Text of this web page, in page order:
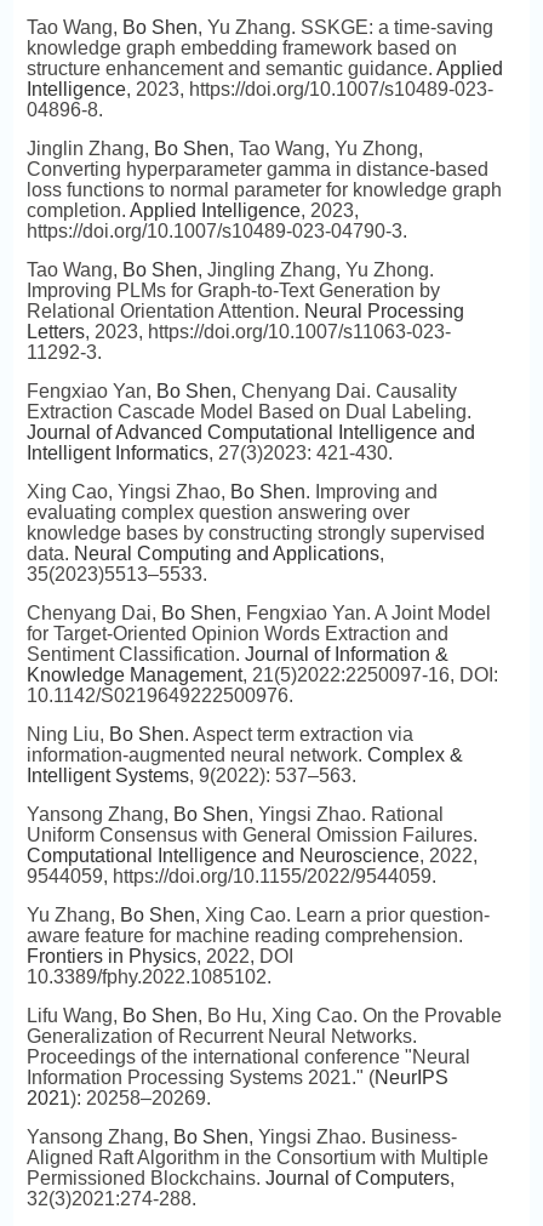
Tao Wang, Bo Shen, Yu Zhang. SSKGE: a time-saving
knowledge graph embedding framework based on
structure enhancement and semantic guidance. Applied
Intelligence, 2023, https://doi.org/10.1007/s10489-023-
04896-8.
Jinglin Zhang, Bo Shen, Tao Wang, Yu Zhong,
Converting hyperparameter gamma in distance-based
loss functions to normal parameter for knowledge graph
completion. Applied Intelligence, 2023,
https://doi.org/10.1007/s10489-023-04790-3.
Tao Wang, Bo Shen, Jingling Zhang, Yu Zhong.
Improving PLMs for Graph-to-Text Generation by
Relational Orientation Attention. Neural Processing
Letters, 2023, https://doi.org/10.1007/s11063-023-
11292-3.
Fengxiao Yan, Bo Shen, Chenyang Dai. Causality
Extraction Cascade Model Based on Dual Labeling.
Journal of Advanced Computational Intelligence and
Intelligent Informatics, 27(3)2023: 421-430.
Xing Cao, Yingsi Zhao, Bo Shen. Improving and
evaluating complex question answering over
knowledge bases by constructing strongly supervised
data. Neural Computing and Applications,
35(2023)5513–5533.
Chenyang Dai, Bo Shen, Fengxiao Yan. A Joint Model
for Target-Oriented Opinion Words Extraction and
Sentiment Classification. Journal of Information &
Knowledge Management, 21(5)2022:2250097-16, DOI:
10.1142/S0219649222500976.
Ning Liu, Bo Shen. Aspect term extraction via
information-augmented neural network. Complex &
Intelligent Systems, 9(2022): 537–563.
Yansong Zhang, Bo Shen, Yingsi Zhao. Rational
Uniform Consensus with General Omission Failures.
Computational Intelligence and Neuroscience, 2022,
9544059, https://doi.org/10.1155/2022/9544059.
Yu Zhang, Bo Shen, Xing Cao. Learn a prior question-
aware feature for machine reading comprehension.
Frontiers in Physics, 2022, DOI
10.3389/fphy.2022.1085102.
Lifu Wang, Bo Shen, Bo Hu, Xing Cao. On the Provable
Generalization of Recurrent Neural Networks.
Proceedings of the international conference "Neural
Information Processing Systems 2021." (NeurIPS
2021): 20258–20269.
Yansong Zhang, Bo Shen, Yingsi Zhao. Business-
Aligned Raft Algorithm in the Consortium with Multiple
Permissioned Blockchains. Journal of Computers,
32(3)2021:274-288.